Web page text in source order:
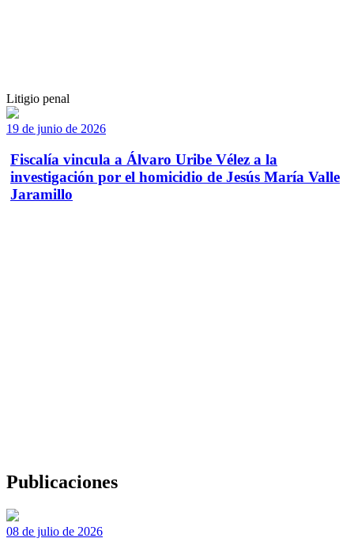
Litigio penal
19 de junio de 2026
Fiscalía vincula a Álvaro Uribe Vélez a la
investigación por el homicidio de Jesús María Valle
Jaramillo
Publicaciones
08 de julio de 2026